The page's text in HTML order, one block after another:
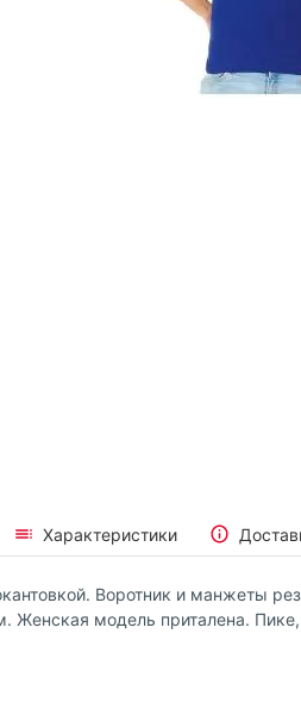
Характеристики
Воротник и манжеты
Женская модель приталена.